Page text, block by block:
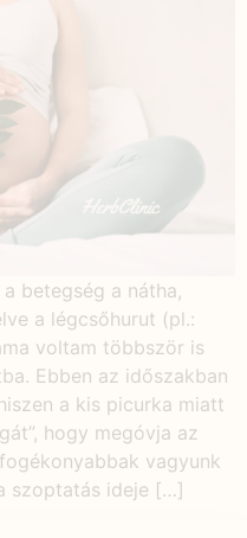
betegség a nátha,
a légcsőhurut (pl.:
voltam többször is
Ebben az időszakban
a kis picurka miatt
hogy megóvja az
vagyunk
szoptatás ideje […]